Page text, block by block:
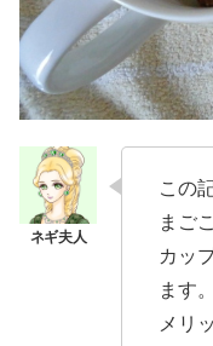
この
まご
カッ
ます。
メリ